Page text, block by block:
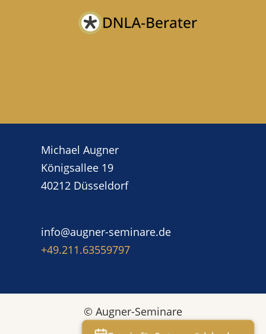
Michael Augner
Königsallee 19
40212 Düsseldorf
info@augner-seminare.de
+49.211.63559797‬
© Augner-Seminare